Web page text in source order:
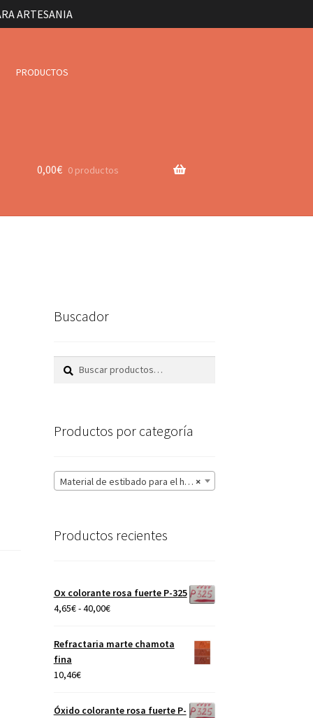
ARTESANIA
PRODUCTOS
0,00€ 0 productos
Buscador
Buscar
Buscar
Productos por categoría
×
Material de estibado para el horno
Productos recientes
Ox colorante rosa fuerte P-325
4,65€-40,00€Rango
precios:
Refractaria marte chamota
fina
10,46€
Óxido colorante rosa fuerte P-